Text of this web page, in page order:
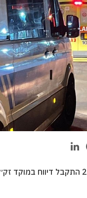
אמש סמוך לשעה 23:30 התקבל